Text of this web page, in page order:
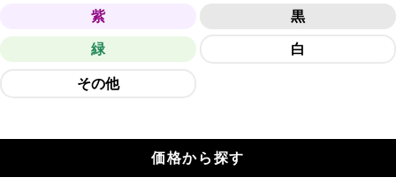
紫 黒
緑 白
その他
価格から探す